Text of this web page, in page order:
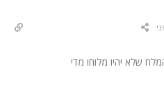
שלא יהיו מלוחו מדי